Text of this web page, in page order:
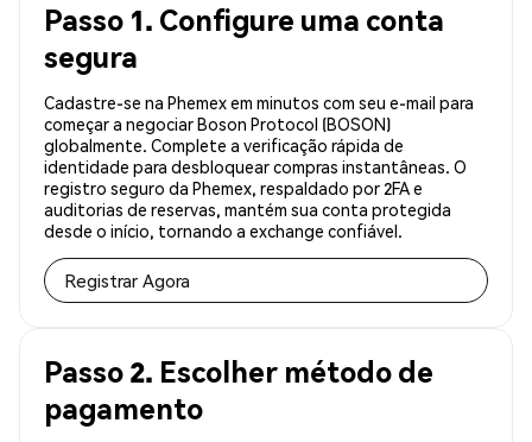
Passo 1. Configure uma conta
segura
Cadastre-se na Phemex em minutos com seu e-mail para
começar a negociar Boson Protocol (BOSON)
globalmente. Complete a verificação rápida de
identidade para desbloquear compras instantâneas. O
registro seguro da Phemex, respaldado por 2FA e
auditorias de reservas, mantém sua conta protegida
desde o início, tornando a exchange confiável.
Registrar Agora
Passo 2. Escolher método de
pagamento